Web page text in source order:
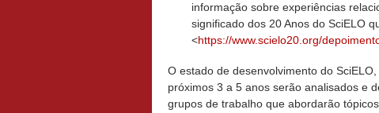
informação sobre experiências
significado dos 20 Anos do SciELO
<https://www.scielo20.org/
O estado de desenvolvimento do
próximos 3 a 5 anos serão analisados e
grupos de trabalho que abordarão